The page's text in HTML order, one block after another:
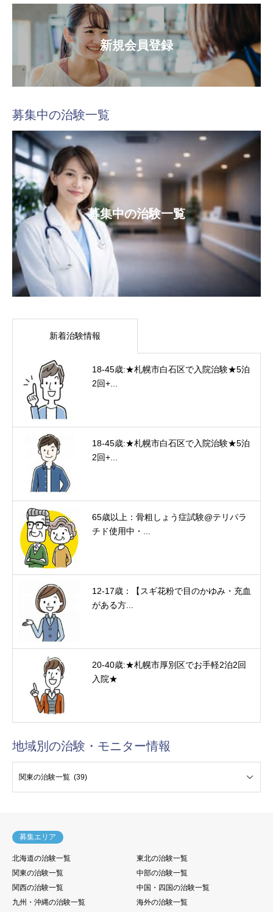
新規会員登録
募集中の治験一覧
募集中の治験一覧
新着治験情報
18-45歳:★札幌市白石区で入院治験★5泊
2回+...
18-45歳:★札幌市白石区で入院治験★5泊
2回+...
65歳以上：骨粗しょう症試験@テリパラ
チド使用中・...
12-17歳：【スギ花粉で目のかゆみ・充血
がある方...
20-40歳:★札幌市厚別区でお手軽2泊2回
入院★
地域別の治験・モニター情報
募集エリア
北海道の治験一覧
東北の治験一覧
関東の治験一覧
中部の治験一覧
関西の治験一覧
中国・四国の治験一覧
九州・沖縄の治験一覧
海外の治験一覧